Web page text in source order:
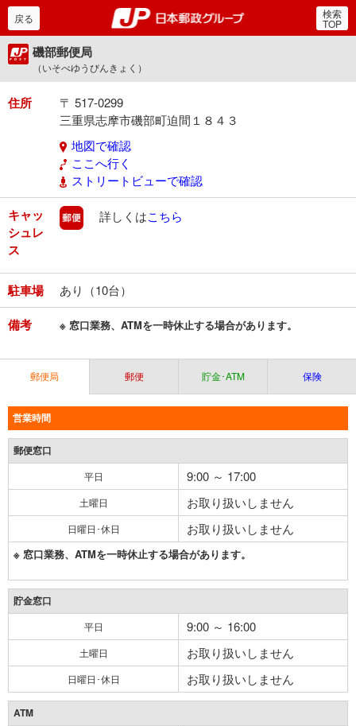
郵便局・日本郵政グルー
戻る 検索
TOP
磯部郵便局
（いそべゆうびんきょく）
住所
〒 517-0299
三重県志摩市磯部町迫間１８４３
地図で確認
ここへ行く
ストリートビューで確認
キャッ
シュレ
ス
郵便
詳しくはこちら
駐車場 あり（10台）
備考 ※ 窓口業務、ATMを一時休止する場合があります。
郵便局 郵便 貯金･ATM 保険
営業時間
郵便窓口
平日 9:00 ～ 17:00
土曜日 お取り扱いしません
日曜日･休日 お取り扱いしません
※ 窓口業務、ATMを一時休止する場合があります。
貯金窓口
平日 9:00 ～ 16:00
土曜日 お取り扱いしません
日曜日･休日 お取り扱いしません
ATM